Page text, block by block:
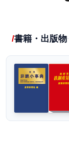
書籍・出版物